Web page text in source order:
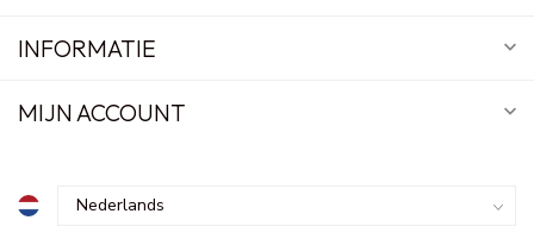
INFORMATIE
MIJN ACCOUNT